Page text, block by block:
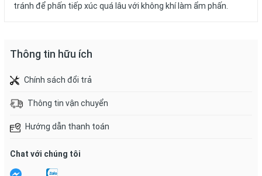
tránh để phấn tiếp xúc quá lâu với không khí làm ẩm phấn.
Thông tin hữu ích
Chính sách đổi trả
Thông tin vận chuyển
Hướng dẫn thanh toán
Chat với chúng tôi